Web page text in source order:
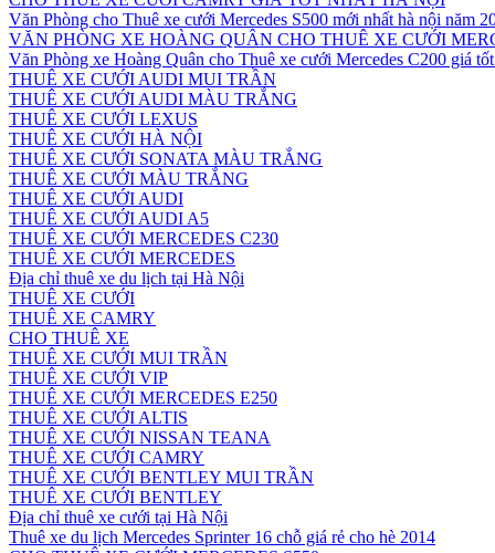
Văn Phòng cho Thuê xe cưới Mercedes S500 mới nhất hà nội năm
VĂN PHÒNG XE HOÀNG QUÂN CHO THUÊ XE CƯỚI
Văn Phòng xe Hoàng Quân cho Thuê xe cưới Mercedes C200 giá
THUÊ XE CƯỚI AUDI MUI TRẦN
THUÊ XE CƯỚI AUDI MÀU TRẮNG
THUÊ XE CƯỚI LEXUS
THUÊ XE CƯỚI HÀ NỘI
THUÊ XE CƯỚI SONATA MÀU TRẮNG
THUÊ XE CƯỚI MÀU TRẮNG
THUÊ XE CƯỚI AUDI
THUÊ XE CƯỚI AUDI A5
THUÊ XE CƯỚI MERCEDES C230
THUÊ XE CƯỚI MERCEDES
Địa chỉ thuê xe du lịch tại Hà Nội
THUÊ XE CƯỚI
THUÊ XE CAMRY
CHO THUÊ XE
THUÊ XE CƯỚI MUI TRẦN
THUÊ XE CƯỚI VIP
THUÊ XE CƯỚI MERCEDES E250
THUÊ XE CƯỚI ALTIS
THUÊ XE CƯỚI NISSAN TEANA
THUÊ XE CƯỚI CAMRY
THUÊ XE CƯỚI BENTLEY MUI TRẦN
THUÊ XE CƯỚI BENTLEY
Địa chỉ thuê xe cưới tại Hà Nội
Thuê xe du lịch Mercedes Sprinter 16 chỗ giá rẻ cho hè 2014